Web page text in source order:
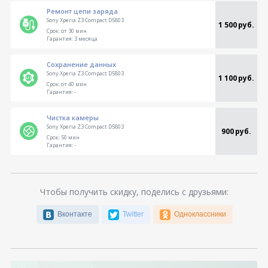
Ремонт цепи заряда
Sony Xperia Z3 Compact D5803 1 500 руб.
Срок:от 30 мин
Гарантия:3 месяца
Сохранение данных
Sony Xperia Z3 Compact D5803 1 100 руб.
Срок:от 40 мин
Гарантия:-
Чистка камеры
Sony Xperia Z3 Compact D5803 900 руб.
Срок:50 мин
Гарантия:-
Чтобы получить скидку, поделись с друзьями:
Вконтакте Twitter Одноклассники